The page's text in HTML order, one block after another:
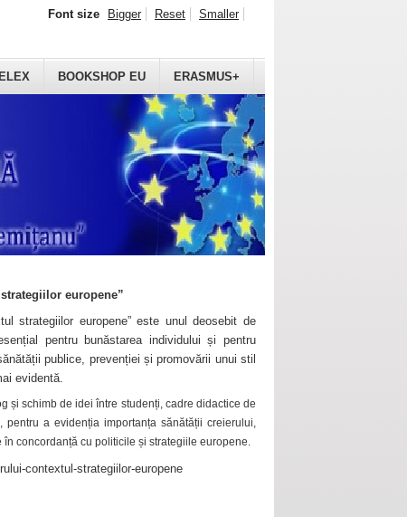
BOOKSHOP EU ERASMUS+
Font size Bigger Reset Smaller
europene”
strategiilor europene” este unul deosebit de
pentru bunăstarea individului și pentru
publice, prevenției și promovării unui stil
evidentă.
și schimb de idei între studenți, cadre didactice de
pentru a evidenția importanța sănătății creierului,
concordanță cu politicile și strategiile europene.
contextul-strategiilor-europene